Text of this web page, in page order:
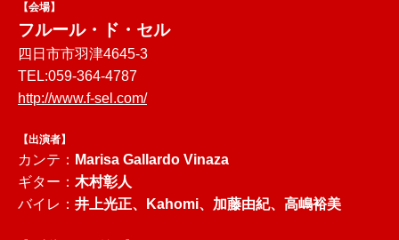
【会場】
フルール・ド・セル
四日市市羽津4645-3
TEL:059-364-4787
http://www.f-sel.com/
【出演者】
カンテ： Marisa Gallardo Vinaza
ギター： 木村彰人
バイレ： 井上光正、Kahomi、加藤由紀、高嶋裕美